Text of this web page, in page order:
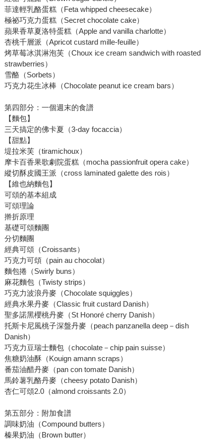
菲達輕乳酪蛋糕（Feta whipped cheesecake）
極祕巧克力蛋糕（Secret chocolate cake）
蘋果香草夏洛特蛋糕（Apple and vanilla charlotte）
杏桃千層派（Apricot custard mille-feuille）
烤草莓冰淇淋泡芙（Choux ice cream sandwich with roasted
strawberries）
雪酪（Sorbets）
巧克力花生冰棒（Chocolate peanut ice cream bars）
第四部分：一個週末的食譜
【麵包】
三天搞定的佛卡夏（3-day focaccia）
【甜點】
堤拉米芙（tiramichoux）
摩卡百香果歌劇院蛋糕（mocha passionfruit opera cake）
縱切酥皮國王派（cross laminated galette des rois）
【維也納麵包】
可頌的基本組成
可頌理論
擀折原理
基礎可頌麵團
分切麵團
經典可頌（Croissants）
巧克力可頌（pain au chocolat）
麵包捲（Swirly buns）
麻花麵包（Twisty strips）
巧克力波浪丹麥（Chocolate squiggles）
經典水果丹麥（Classic fruit custard Danish）
聖多諾黑櫻桃丹麥（St Honoré cherry Danish）
托斯卡尼風桃子深盤丹麥（peach panzanella deep－dish
Danish）
巧克力豆瑞士麵包（chocolate－chip pain suisse）
焦糖奶油酥（Kouign amann scraps）
番茄油醋丹麥（pan con tomate Danish）
馬鈴薯乳酪丹麥（cheesy potato Danish）
杏仁可頌2.0（almond croissants 2.0）
第五部分：附加食譜
調味奶油（Compound butters）
榛果奶油（Brown butter）